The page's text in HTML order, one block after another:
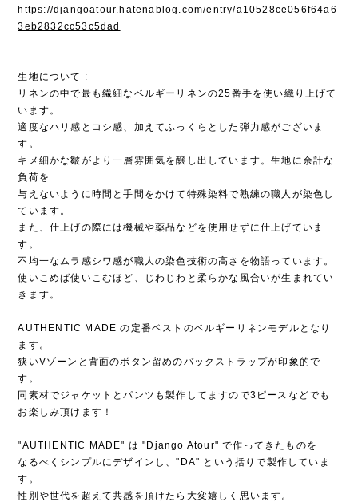
https://djangoatour.hatenablog.com/entry/a10528ce056f64a6
3eb2832cc53c5dad
生地について :
リネンの中で最も繊細なベルギーリネンの25番手を使い織り上げて
います。
適度なハリ感とコシ感、加えてふっくらとした弾力感がございま
す。
キメ細かな皺がより一層雰囲気を醸し出しています。生地に余計な
負荷を
与えないように時間と手間をかけて特殊染料で熟練の職人が染色し
ています。
また、仕上げの際には機械や薬品などを使用せずに仕上げていま
す。
不均一なムラ感シワ感が職人の染色技術の高さを物語っています。
使いこめば使いこむほど、じわじわと柔らかな風合いが生まれてい
きます。
AUTHENTIC MADE の定番ベストのベルギーリネンモデルとなり
ます。
狭いVゾーンと背面のボタン留めのバックストラップが印象的で
す。
同素材でジャケットとパンツも製作してますので3ピースなどでも
お楽しみ頂けます！
"AUTHENTIC MADE" は "Django Atour" で作ってきたものを
なるべくシンプルにデザインし、"DA" という括りで製作していま
す。
性別や世代を超えて共感を頂けたら大変嬉しく思います。